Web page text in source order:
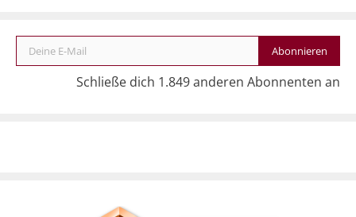
Deine E-Mail
Abonnieren
Schließe dich 1.849 anderen Abonnenten an